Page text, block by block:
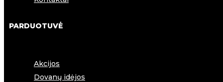
PARDUOTUVĖ
Akcijos
Dovanų idėjos